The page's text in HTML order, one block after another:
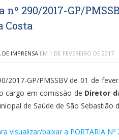
nº 290/2017-GP/
Costa
DE IMPRENSA EM 1 DE FEVEREIRO DE 2017
2017-GP/PMSSBV de 01 de
cargo em comissão de Diretor
de Saúde de São Sebastião
visualizar/baixar a PORTARIA Nº